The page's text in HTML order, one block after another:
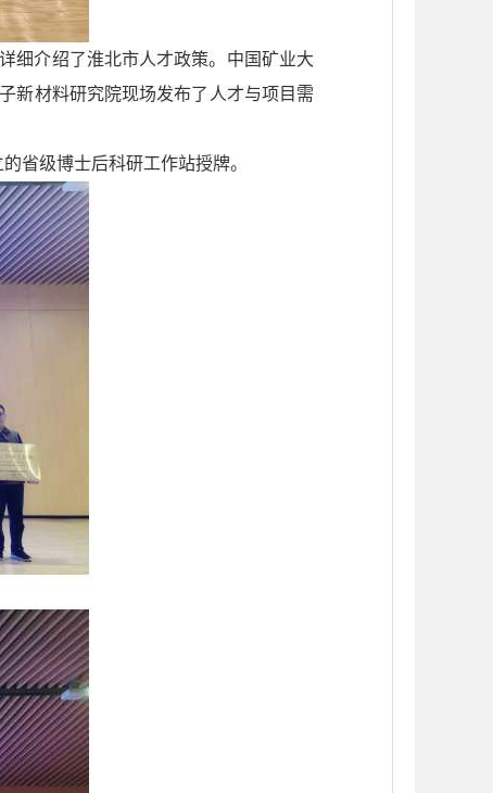
细介绍了淮北市人才政策。中国矿业大
新材料研究院现场发布了人才与项目需
省级博士后科研工作站授牌。